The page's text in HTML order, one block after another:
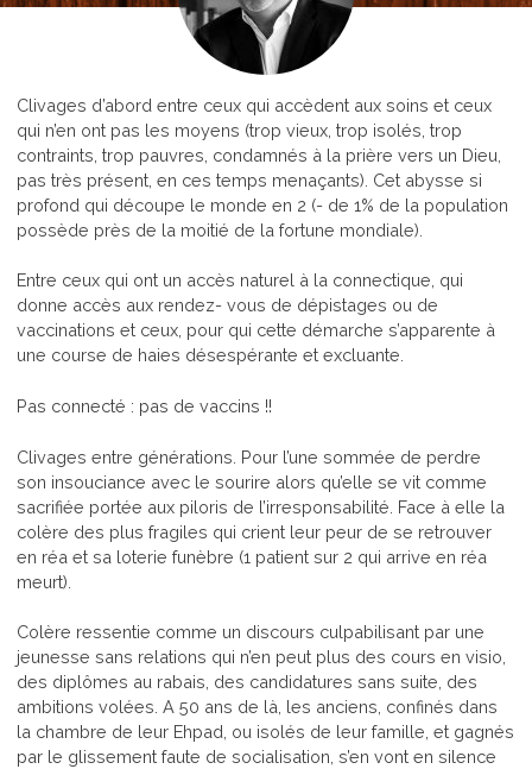
Clivages d’abord entre ceux qui accèdent aux soins et ceux
qui n’en ont pas les moyens (trop vieux, trop isolés, trop
contraints, trop pauvres, condamnés à la prière vers un Dieu,
pas très présent, en ces temps menaçants). Cet abysse si
profond qui découpe le monde en 2 (- de 1% de la population
possède près de la moitié de la fortune mondiale).
Entre ceux qui ont un accès naturel à la connectique, qui
donne accès aux rendez- vous de dépistages ou de
vaccinations et ceux, pour qui cette démarche s’apparente à
une course de haies désespérante et excluante.
Pas connecté : pas de vaccins !!
Clivages entre générations. Pour l’une sommée de perdre
son insouciance avec le sourire alors qu’elle se vit comme
sacrifiée portée aux piloris de l’irresponsabilité. Face à elle la
colère des plus fragiles qui crient leur peur de se retrouver
en réa et sa loterie funèbre (1 patient sur 2 qui arrive en réa
meurt).
Colère ressentie comme un discours culpabilisant par une
jeunesse sans relations qui n’en peut plus des cours en visio,
des diplômes au rabais, des candidatures sans suite, des
ambitions volées. A 50 ans de là, les anciens, confinés dans
la chambre de leur Ehpad, ou isolés de leur famille, et gagnés
par le glissement faute de socialisation, s’en vont en silence